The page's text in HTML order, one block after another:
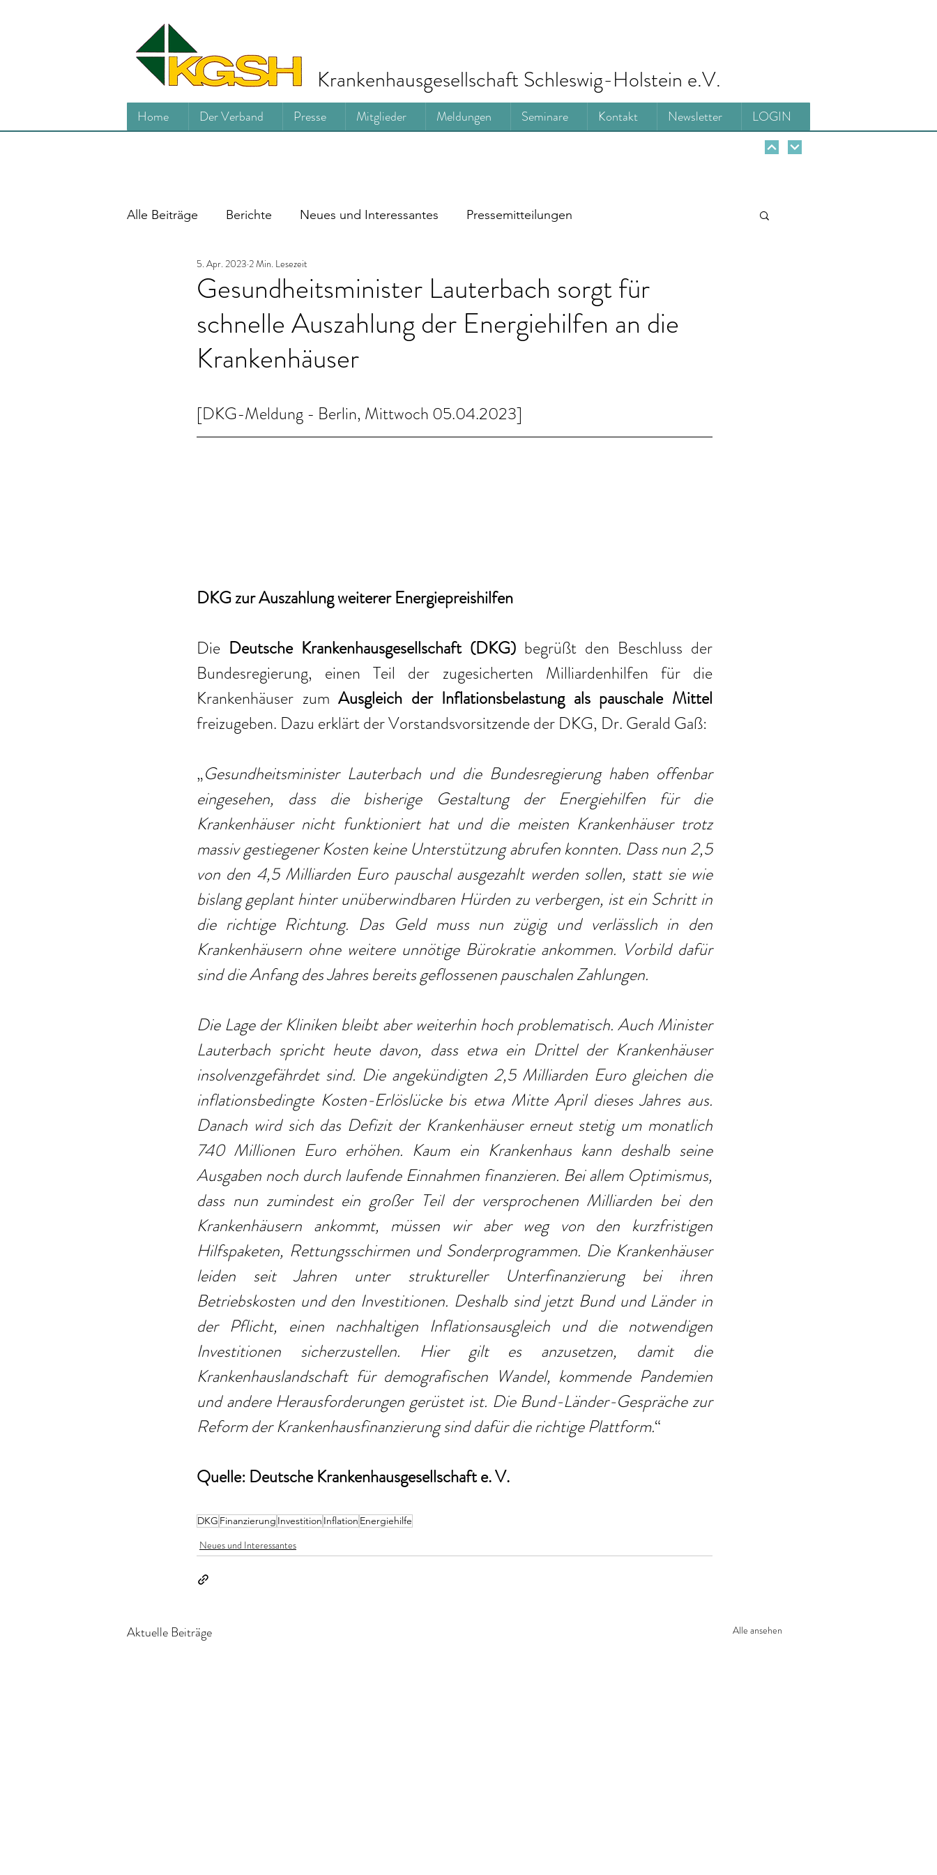
Home Der Verband Presse Mitglieder Meldungen Seminare Kontakt Newsletter LOGIN
Krankenhausgesellschaft Schleswig-Holstein e.V.
Alle Beiträge Berichte Neues und Interessantes Pressemitteilungen
Gesundheitsminister Lauterbach sorgt für
schnelle Auszahlung der Energiehilfen an die
Krankenhäuser
5. Apr. 2023 2 Min. Lesezeit
[DKG-Meldung - Berlin, Mittwoch 05.04.2023]
DKG zur Auszahlung weiterer Energiepreishilfen
Die Deutsche Krankenhausgesellschaft (DKG) begrüßt den Beschluss der
Bundesregierung, einen Teil der zugesicherten Milliardenhilfen für die
Krankenhäuser zum Ausgleich der Inflationsbelastung als pauschale Mittel
freizugeben. Dazu erklärt der Vorstandsvorsitzende der DKG, Dr. Gerald Gaß:
„Gesundheitsminister Lauterbach und die Bundesregierung haben offenbar
eingesehen, dass die bisherige Gestaltung der Energiehilfen für die
Krankenhäuser nicht funktioniert hat und die meisten Krankenhäuser trotz
massiv gestiegener Kosten keine Unterstützung abrufen konnten. Dass nun 2,5
von den 4,5 Milliarden Euro pauschal ausgezahlt werden sollen, statt sie wie
bislang geplant hinter unüberwindbaren Hürden zu verbergen, ist ein Schritt in
die richtige Richtung. Das Geld muss nun zügig und verlässlich in den
Krankenhäusern ohne weitere unnötige Bürokratie ankommen. Vorbild dafür
sind die Anfang des Jahres bereits geflossenen pauschalen Zahlungen.
Die Lage der Kliniken bleibt aber weiterhin hoch problematisch. Auch Minister
Lauterbach spricht heute davon, dass etwa ein Drittel der Krankenhäuser
insolvenzgefährdet sind. Die angekündigten 2,5 Milliarden Euro gleichen die
inflationsbedingte Kosten-Erlöslücke bis etwa Mitte April dieses Jahres aus.
Danach wird sich das Defizit der Krankenhäuser erneut stetig um monatlich
740 Millionen Euro erhöhen. Kaum ein Krankenhaus kann deshalb seine
Ausgaben noch durch laufende Einnahmen finanzieren. Bei allem Optimismus,
dass nun zumindest ein großer Teil der versprochenen Milliarden bei den
Krankenhäusern ankommt, müssen wir aber weg von den kurzfristigen
Hilfspaketen, Rettungsschirmen und Sonderprogrammen. Die Krankenhäuser
leiden seit Jahren unter struktureller Unterfinanzierung bei ihren
Betriebskosten und den Investitionen. Deshalb sind jetzt Bund und Länder in
der Pflicht, einen nachhaltigen Inflationsausgleich und die notwendigen
Investitionen sicherzustellen. Hier gilt es anzusetzen, damit die
Krankenhauslandschaft für demografischen Wandel, kommende Pandemien
und andere Herausforderungen gerüstet ist. Die Bund-Länder-Gespräche zur
Reform der Krankenhausfinanzierung sind dafür die richtige Plattform.“
Quelle: Deutsche Krankenhausgesellschaft e. V.
DKG Finanzierung Investition Inflation Energiehilfe
Neues und Interessantes
Aktuelle Beiträge Alle ansehen